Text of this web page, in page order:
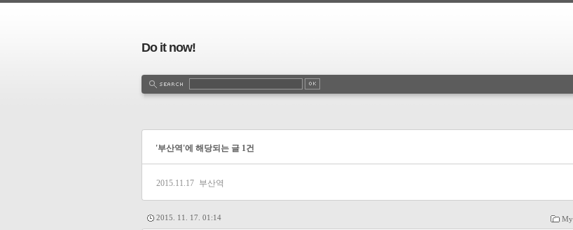
Do it now!
'부산역'에 해당되는 글 1건
2015.11.17 부산역
2015. 11. 17. 01:14